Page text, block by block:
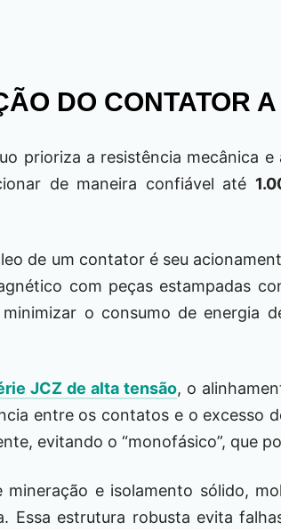
DO CONTATOR
prioriza a resistência mecânica
de maneira confiável até
de um contator é seu
com peças estampadas
minimizar o consumo de
JCZ de alta tensão, o
entre os contatos e o excesso
evitando o “monofásico”, que
mineração e isolamento sólido,
Essa estrutura robusta evita